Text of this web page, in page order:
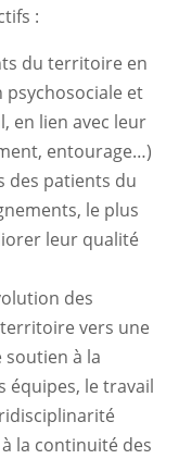
:
du territoire en
et
en lien avec leur
entourage…)
des patients du
le plus
leur qualité
des
vers une
à la
équipes, le travail
la continuité des